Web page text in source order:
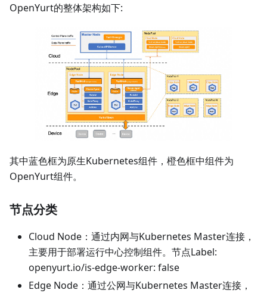
OpenYurt的整体架构如下:
其中蓝色框为原生Kubernetes组件，橙色框中组件为
OpenYurt组件。
节点分类
Cloud Node：通过内网与Kubernetes Master连接，
主要用于部署运行中心控制组件。节点Label:
openyurt.io/is-edge-worker: false
Edge Node：通过公网与Kubernetes Master连接，